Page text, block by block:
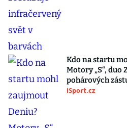
Kdo na startu
Motory „S“,
pohárových
iSport.cz